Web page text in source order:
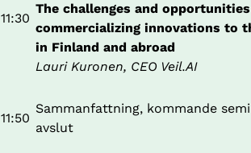
11:30
The challenges and
commercializing innovations to
in Finland and abroad
Lauri Kuronen, CEO Veil.AI
11:50
Sammanfattning, kommande
avslut